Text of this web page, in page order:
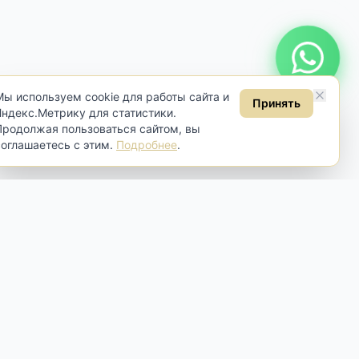
используем cookie для работы сайта и
для статистики.
пользоваться сайтом, вы
с этим. Подробнее.
Принять